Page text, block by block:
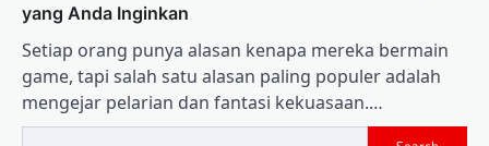
yang Anda Inginkan
Setiap orang punya alasan kenapa mereka bermain
game, tapi salah satu alasan paling populer adalah
mengejar pelarian dan fantasi kekuasaan.…